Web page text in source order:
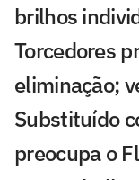
brilhos
Torcedores
eliminação;
Substituído
preocupa o